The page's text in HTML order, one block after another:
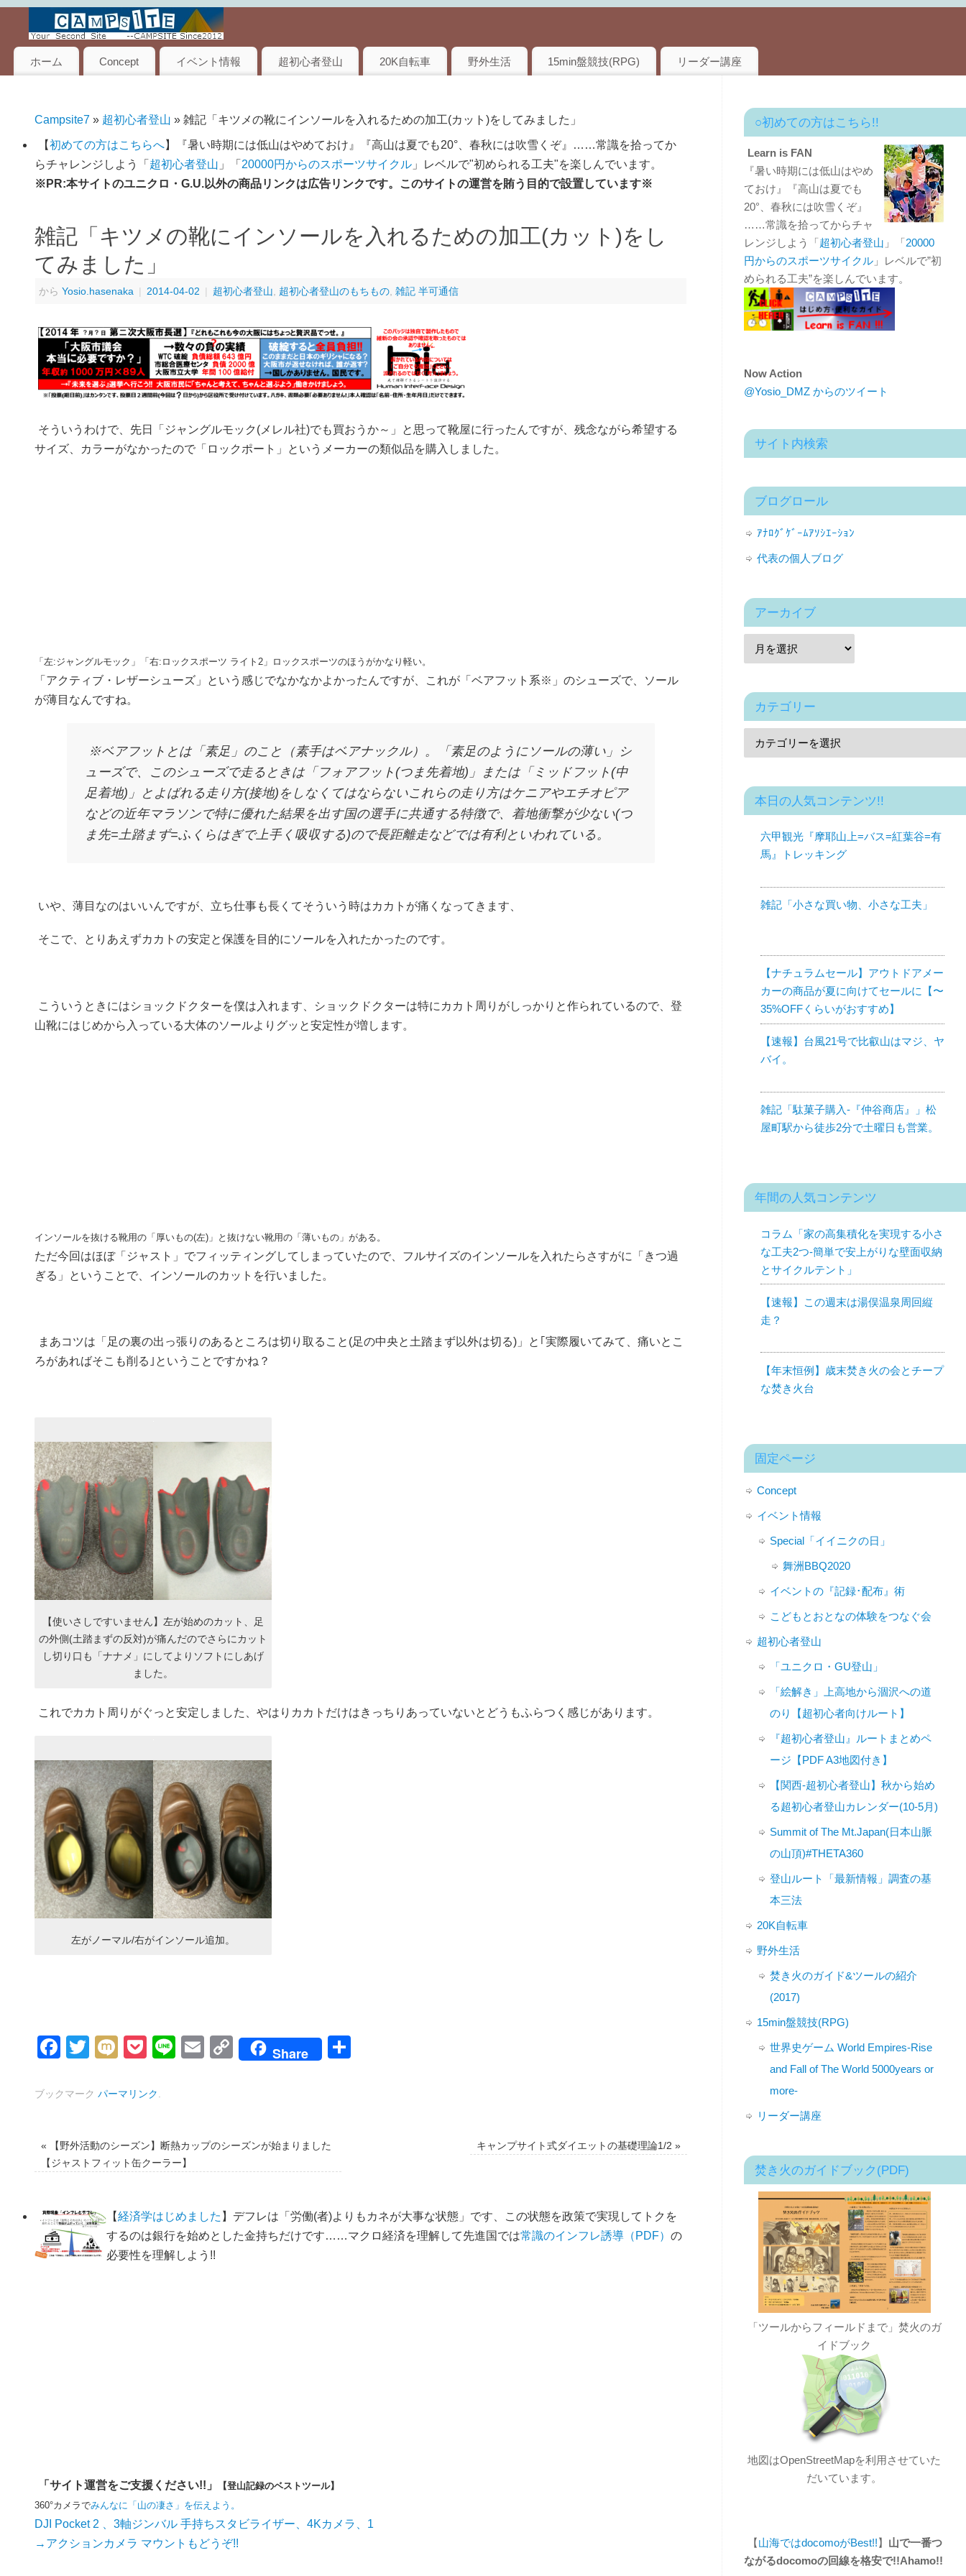
ホーム Concept イベント情報 超初心者登山 20K自転車 野外生活 15min盤競技(RPG) リーダー講座
Campsite7 » 超初心者登山 » 雑記「キツメの靴にインソールを入れるための加工(カット)をしてみました」
【初めての方はこちらへ】『暑い時期には低山はやめておけ』『高山は夏でも20°、春秋には吹雪くぞ』……常識を拾ってか
らチャレンジしよう「 超初心者登山 」「 20000円からのスポーツサイクル 」レベルで"初められる工夫"を楽しんでいます。
※PR:本サイトのユニクロ・G.U.以外の商品リンクは広告リンクです。このサイトの運営を賄う目的で設置しています※
雑記「キツメの靴にインソールを入れるための加工(カット)をし
てみました」
から Yosio.hasenaka | 2014-04-02 | 超初心者登山 超初心者登山のもちもの 雑記 半可通信
そういうわけで、先日「ジャングルモック(メレル社)でも買おうか～」と思って靴屋に行ったんですが、残念ながら希望する
サイズ、カラーがなかったので「ロックポート」というメーカーの類似品を購入しました。
「左:ジャングルモック」「右:ロックスポーツ ライト2」ロックスポーツのほうがかなり軽い。
「アクティブ・レザーシューズ」という感じでなかなかよかったんですが、これが「ベアフット系※」のシューズで、ソール
が薄目なんですね。
※ベアフットとは「素足」のこと（素手はベアナックル）。「素足のようにソールの薄い」シ
ューズで、このシューズで走るときは「フォアフット(つま先着地)」または「ミッドフット(中
足着地)」とよばれる走り方(接地)をしなくてはならないこれらの走り方はケニアやエチオピア
などの近年マラソンで特に優れた結果を出す国の選手に共通する特徴で、着地衝撃が少ない(つ
ま先=土踏まず=ふくらはぎで上手く吸収する)ので長距離走などでは有利といわれている。
いや、薄目なのはいいんですが、立ち仕事も長くてそういう時はカカトが痛くなってきます、
そこで、とりあえずカカトの安定と保護を目的にソールを入れたかったのです。
こういうときにはショックドクターを僕は入れます、ショックドクターは特にカカト周りがしっかりと作られているので、登
山靴にはじめから入っている大体のソールよりグッと安定性が増します。
インソールを抜ける靴用の「厚いもの(左)」と抜けない靴用の「薄いもの」がある。
ただ今回はほぼ「ジャスト」でフィッティングしてしまっていたので、フルサイズのインソールを入れたらさすがに「きつ過
ぎる」ということで、インソールのカットを行いました。
まあコツは「足の裏の出っ張りのあるところは切り取ること(足の中央と土踏まず以外は切る)」と｢実際履いてみて、痛いとこ
ろがあればそこも削る｣ということですかね？
【使いさしですいません】左が始めのカット、足
の外側(土踏まずの反対)が痛んだのでさらにカット
し切り口も「ナナメ」にしてよりソフトにしあげ
ました。
これでカカト周りがぐっと安定しました、やはりカカトだけはきっちりあっていないとどうもふらつく感じがあります。
左がノーマル/右がインソール追加。
Facebook
Twitter
MixiPocket
LineEmailCopyShare
ブックマーク パーマリンク.
« 【野外活動のシーズン】断熱カップのシーズンが始まりました
【ジャストフィット缶クーラー】
キャンプサイト式ダイエットの基礎理論1/2 »
【経済学はじめました 】デフレは「労働(者)よりもカネが大事な状態」です、この状態を政策で実現してトクを
するのは銀行を始めとした金持ちだけです……マクロ経済を理解して先進国では常識のインフレ誘導（PDF） の
必要性を理解しよう!!
「サイト運営をご支援ください!!」
【登山記録のベストツール】
360°カメラでみんなに「山の凄さ」を伝えよう。
DJI Pocket 2 、3軸ジンバル 手持ちスタビライザー、4Kカメラ、1
→アクションカメラ マウントもどうぞ!!
○初めての方はこちら!!
Learn is FAN
『暑い時期には低山はやめ
ておけ』『高山は夏でも
20°、春秋には吹雪くぞ』
……常識を拾ってからチャ
レンジしよう「超初心者登山 」「20000
円からのスポーツサイクル 」レベルで”初
められる工夫”を楽しんでいます。
Now Action
@Yosio_DMZ からのツイート
サイト内検索
ブログロール
ｱﾅﾛｸﾞｹﾞｰﾑｱｿｼｴｰｼｮﾝ
代表の個人ブログ
アーカイブ
カテゴリー
本日の人気コンテンツ!!
六甲観光『摩耶山上=バス=紅葉谷=有
馬』トレッキング
雑記「小さな買い物、小さな工夫」
【ナチュラムセール】アウトドアメー
カーの商品が夏に向けてセールに【〜
35%OFFくらいがおすすめ】
【速報】台風21号で比叡山はマジ、ヤ
バイ。
雑記「駄菓子購入-『仲谷商店』」松
屋町駅から徒歩2分で土曜日も営業。
年間の人気コンテンツ
コラム「家の高集積化を実現する小さ
な工夫2つ-簡単で安上がりな壁面収納
とサイクルテント」
【速報】この週末は湯俣温泉周回縦
走？
【年末恒例】歳末焚き火の会とチープ
な焚き火台
固定ページ
Concept
イベント情報
Special「イイニクの日」
舞洲BBQ2020
イベントの『記録･配布』術
こどもとおとなの体験をつなぐ会
超初心者登山
「ユニクロ・GU登山」
「絵解き」上高地から涸沢への道
のり【超初心者向けルート】
『超初心者登山』ルートまとめペ
ージ【PDF A3地図付き】
【関西-超初心者登山】秋から始め
る超初心者登山カレンダー(10-5月)
Summit of The Mt.Japan(日本山脈
の山頂)#THETA360
登山ルート「最新情報」調査の基
本三法
20K自転車
野外生活
焚き火のガイド&ツールの紹介
(2017)
15min盤競技(RPG)
世界史ゲーム World Empires-Rise
and Fall of The World 5000years or
more-
リーダー講座
焚き火のガイドブック(PDF)
「ツールからフィールドまで」焚火のガ
イドブック
地図はOpenStreetMapを利用させていた
だいています。
【山海ではdocomoがBest!!】 山で一番つ
ながるdocomoの回線を格安で!!Ahamo!!